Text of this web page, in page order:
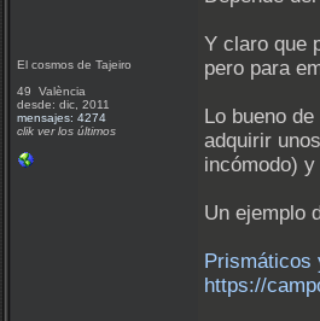
El cosmos de Tajeiro
49 València
desde: dic, 2011
mensajes: 4274
clik ver los últimos
Y claro que
pero para
Lo bueno
adquirir
incómodo)
Un ejemplo
Prismáticos
https://